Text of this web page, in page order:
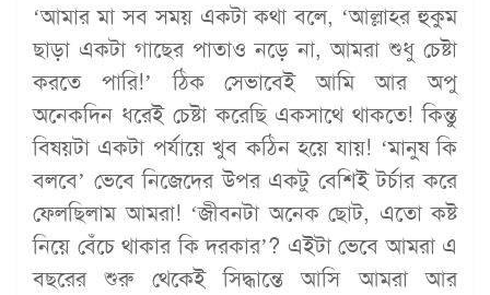
‘আমার মা সব সময় একটা কথা বলে, ‘আল্লাহর হুকুম
ছাড়া একটা গাছের পাতাও নড়ে না, আমরা শুধু চেষ্টা
করতে পারি!’ ঠিক সেভাবেই আমি আর অপু
অনেকদিন ধরেই চেষ্টা করেছি একসাথে থাকতে! কিন্তু
বিষয়টা একটা পর্যায়ে খুব কঠিন হয়ে যায়! ‘মানুষ কি
বলবে’ ভেবে নিজেদের উপর একটু বেশিই টর্চার করে
ফেলছিলাম আমরা! ‘জীবনটা অনেক ছোট, এতো কষ্ট
নিয়ে বেঁচে থাকার কি দরকার’? এইটা ভেবে আমরা এ
বছরের শুরু থেকেই সিদ্ধান্তে আসি আমরা আর